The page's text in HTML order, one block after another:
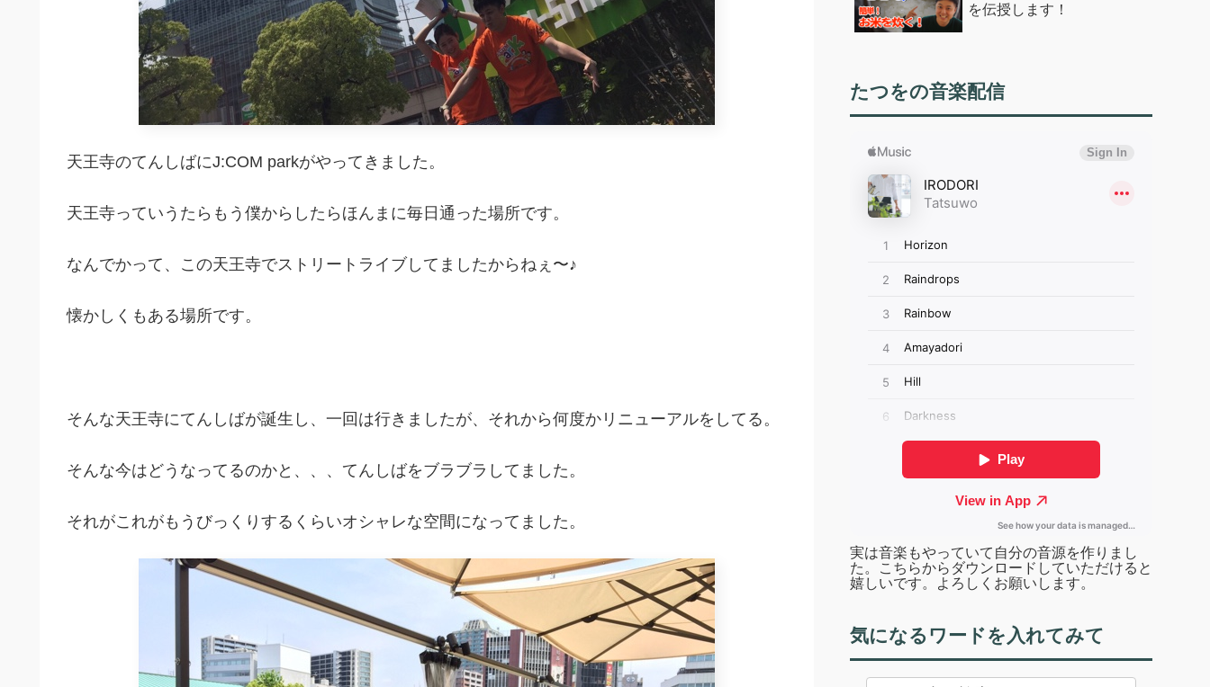
天王寺のてんしばにJ:COM parkがやってきました。
天王寺っていうたらもう僕からしたらほんまに毎日通った場所です。
なんでかって、この天王寺でストリートライブしてましたからねぇ〜♪
懐かしくもある場所です。
そんな天王寺にてんしばが誕生し、一回は行きましたが、それから何度かリニューアルをしてる。
そんな今はどうなってるのかと、、、てんしばをブラブラしてました。
それがこれがもうびっくりするくらいオシャレな空間になってました。
を伝授します！
たつをの音楽配信
実は音楽もやっていて自分の音源を作りまし
た。こちらからダウンロードしていただけると
嬉しいです。よろしくお願いします。
気になるワードを入れてみて